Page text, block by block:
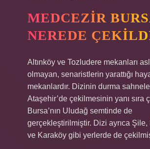
MEDCEZIR
NEREDE
Altınköy ve Tozludere mekanları
olmayan, senaristlerin yarattığı
mekanlardır. Dizinin durma
Ataşehir’de çekilmesinin yanı sıra
Bursa’nın Uludağ semtinde de
gerçekleştirilmiştir. Dizi ayrıca Şile,
ve Karaköy gibi yerlerde de